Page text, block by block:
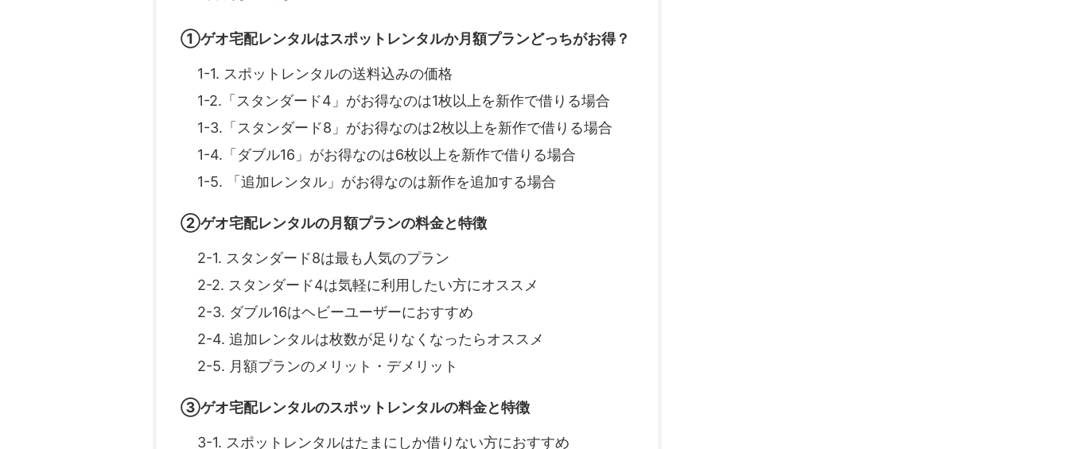
①ゲオ宅配レンタルはスポットレンタルか月額プランどっちがお得？
1-1. スポットレンタルの送料込みの価格
1-2.「スタンダード4」がお得なのは1枚以上を新作で借りる場合
1-3.「スタンダード8」がお得なのは2枚以上を新作で借りる場合
1-4.「ダブル16」がお得なのは6枚以上を新作で借りる場合
1-5. 「追加レンタル」がお得なのは新作を追加する場合
②ゲオ宅配レンタルの月額プランの料金と特徴
2-1. スタンダード8は最も人気のプラン
2-2. スタンダード4は気軽に利用したい方にオススメ
2-3. ダブル16はヘビーユーザーにおすすめ
2-4. 追加レンタルは枚数が足りなくなったらオススメ
2-5. 月額プランのメリット・デメリット
③ゲオ宅配レンタルのスポットレンタルの料金と特徴
3-1. スポットレンタルはたまにしか借りない方におすすめ